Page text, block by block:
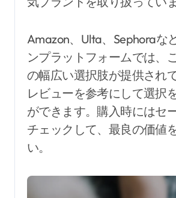
Amazon、Ulta、Sephoraな
ンプラットフォームでは、
の幅広い選択肢が提供され
レビューを参考にして選択
ができます。購入時にはセ
チェックして、最良の価値
い。